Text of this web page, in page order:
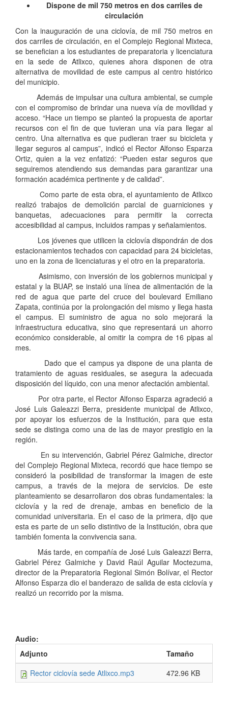
Dispone de mil 750 metros en dos carriles de
circulación
Con la inauguración de una ciclovía, de mil 750 metros en
dos carriles de circulación, en el Complejo Regional Mixteca,
se benefician a los estudiantes de preparatoria y licenciatura
en la sede de Atlixco, quienes ahora disponen de otra
alternativa de movilidad de este campus al centro histórico
del municipio.
Además de impulsar una cultura ambiental, se cumple
con el compromiso de brindar una nueva vía de movilidad y
acceso. “Hace un tiempo se planteó la propuesta de aportar
recursos con el fin de que tuvieran una vía para llegar al
centro. Una alternativa es que pudieran traer su bicicleta y
llegar seguros al campus”, indicó el Rector Alfonso Esparza
Ortiz, quien a la vez enfatizó: “Pueden estar seguros que
seguiremos atendiendo sus demandas para garantizar una
formación académica pertinente y de calidad”.
Como parte de esta obra, el ayuntamiento de Atlixco
realizó trabajos de demolición parcial de guarniciones y
banquetas, adecuaciones para permitir la correcta
accesibilidad al campus, incluidos rampas y señalamientos.
Los jóvenes que utilicen la ciclovía dispondrán de dos
estacionamientos techados con capacidad para 24 bicicletas,
uno en la zona de licenciaturas y el otro en la preparatoria.
Asimismo, con inversión de los gobiernos municipal y
estatal y la BUAP, se instaló una línea de alimentación de la
red de agua que parte del cruce del boulevard Emiliano
Zapata, continúa por la prolongación del mismo y llega hasta
el campus. El suministro de agua no solo mejorará la
infraestructura educativa, sino que representará un ahorro
económico considerable, al omitir la compra de 16 pipas al
mes.
Dado que el campus ya dispone de una planta de
tratamiento de aguas residuales, se asegura la adecuada
disposición del líquido, con una menor afectación ambiental.
Por otra parte, el Rector Alfonso Esparza agradeció a
José Luis Galeazzi Berra, presidente municipal de Atlixco,
por apoyar los esfuerzos de la Institución, para que esta
sede se distinga como una de las de mayor prestigio en la
región.
En su intervención, Gabriel Pérez Galmiche, director
del Complejo Regional Mixteca, recordó que hace tiempo se
consideró la posibilidad de transformar la imagen de este
campus, a través de la mejora de servicios. De este
planteamiento se desarrollaron dos obras fundamentales: la
ciclovía y la red de drenaje, ambas en beneficio de la
comunidad universitaria. En el caso de la primera, dijo que
esta es parte de un sello distintivo de la Institución, obra que
también fomenta la convivencia sana.
Más tarde, en compañía de José Luis Galeazzi Berra,
Gabriel Pérez Galmiche y David Raúl Aguilar Moctezuma,
director de la Preparatoria Regional Simón Bolívar, el Rector
Alfonso Esparza dio el banderazo de salida de esta ciclovía y
realizó un recorrido por la misma.
Audio:
Adjunto
Tamaño
Rector ciclovía sede Atlixco.mp3
472.96 KB